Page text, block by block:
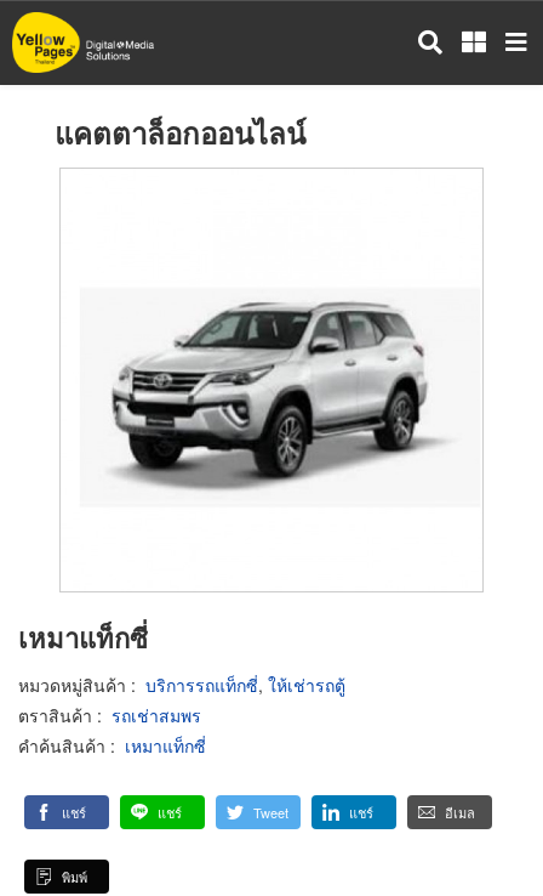
ข้าม
ไป
แคตตาล็อกออนไลน์
เหมาแท็กซี่
หมวดหมู่สินค้า : บริการรถแท็กซี่, ให้เช่ารถตู้
ตราสินค้า : รถเช่าสมพร
คำค้นสินค้า : เหมาแท็กซี่
แชร์ แชร์ Tweet แชร์ อีเมล
พิมพ์